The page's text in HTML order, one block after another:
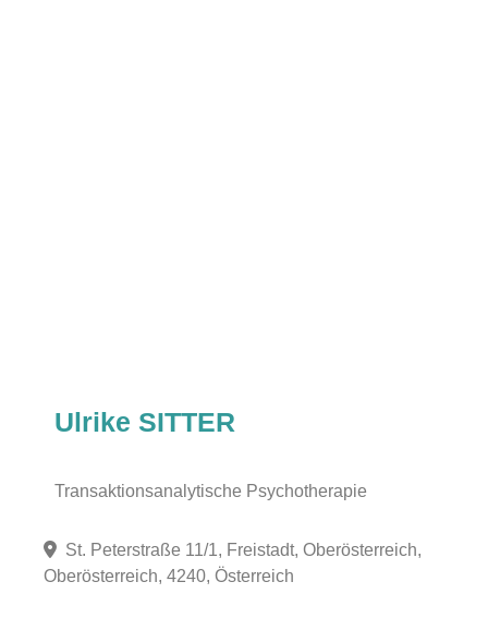
Ulrike SITTER
Transaktionsanalytische Psychotherapie
St. Peterstraße 11/1, Freistadt, Oberösterreich,
Oberösterreich, 4240, Österreich